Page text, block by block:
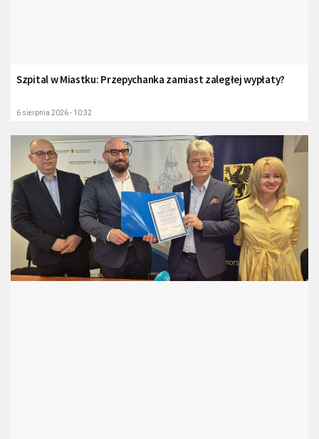
Szpital w Miastku: Przepychanka zamiast zaległej wypłaty?
6 sierpnia 2026 - 10:32